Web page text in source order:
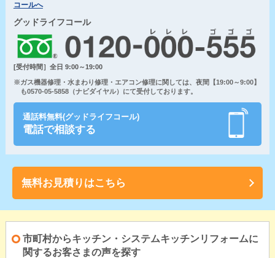
コールへ
グッドライフコール
[受付時間］全日 9:00～19:00
※ガス機器修理・水まわり修理・エアコン修理に関しては、夜間【19:00～9:00】
も0570-05-5858（ナビダイヤル）にて受付しております。
通話料無料(グッドライフコール)
電話で相談する
無料お見積りはこちら
市町村からキッチン・システムキッチンリフォームに
関するお客さまの声を探す